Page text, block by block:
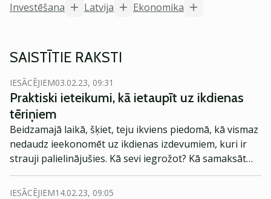
Investēšana
Latvija Ekonomika
SAISTĪTIE RAKSTI
IESĀCĒJIEM03.02.23, 09:31
Praktiski ieteikumi, kā ietaupīt uz ikdienas
tēriņiem
Beidzamajā laikā, šķiet, teju ikviens piedomā, kā vismaz
nedaudz ieekonomēt uz ikdienas izdevumiem, kuri ir
strauji palielinājušies. Kā sevi iegrožot? Kā samaksāt
mazāk par apkuri vai pārtiku? Kā veidot uzkrājumus
laikā, kad brīvo līdzekļu nav?
IESĀCĒJIEM14.02.23, 09:05